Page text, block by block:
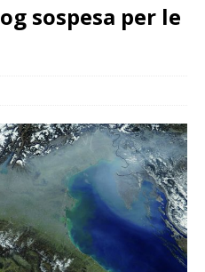
sospesa per le